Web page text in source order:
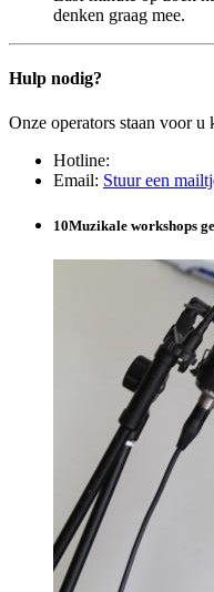
denken graag mee.
Hulp nodig?
Onze operators staan voor u
Hotline:
Email: Stuur een
10Muzikale workshops